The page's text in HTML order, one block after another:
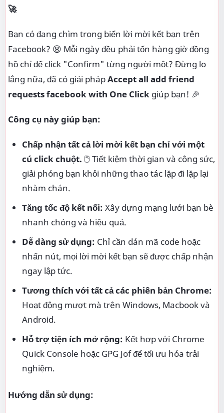
🚀
Bạn có đang chìm trong biển lời mời kết bạn trên
Facebook? 😫 Mỗi ngày đều phải tốn hàng giờ đồng
hồ chỉ để click "Confirm" từng người một? Đừng lo
lắng nữa, đã có giải phápAccept all add friend
requests facebook with One Click giúp bạn! 🎉
Công cụ này giúp bạn:
Chấp nhận tất cả lời mời kết bạn chỉ với một
cú click chuột. 🖱️ Tiết kiệm thời gian và công sức,
giải phóng bạn khỏi những thao tác lặp đi lặp lại
nhàm chán.
Tăng tốc độ kết nối: Xây dựng mạng lưới bạn bè
nhanh chóng và hiệu quả.
Dễ dàng sử dụng: Chỉ cần dán mã code hoặc
nhấn nút, mọi lời mời kết bạn sẽ được chấp nhận
ngay lập tức.
Tương thích với tất cả các phiên bản Chrome:
Hoạt động mượt mà trên Windows, Macbook và
Android.
Hỗ trợ tiện ích mở rộng: Kết hợp với Chrome
Quick Console hoặc GPG Jof để tối ưu hóa trải
nghiệm.
Hướng dẫn sử dụng: